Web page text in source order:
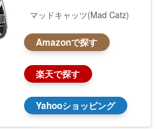
マッドキャッツ(Mad Catz)
Amazonで探す
楽天で探す
Yahooショッピング